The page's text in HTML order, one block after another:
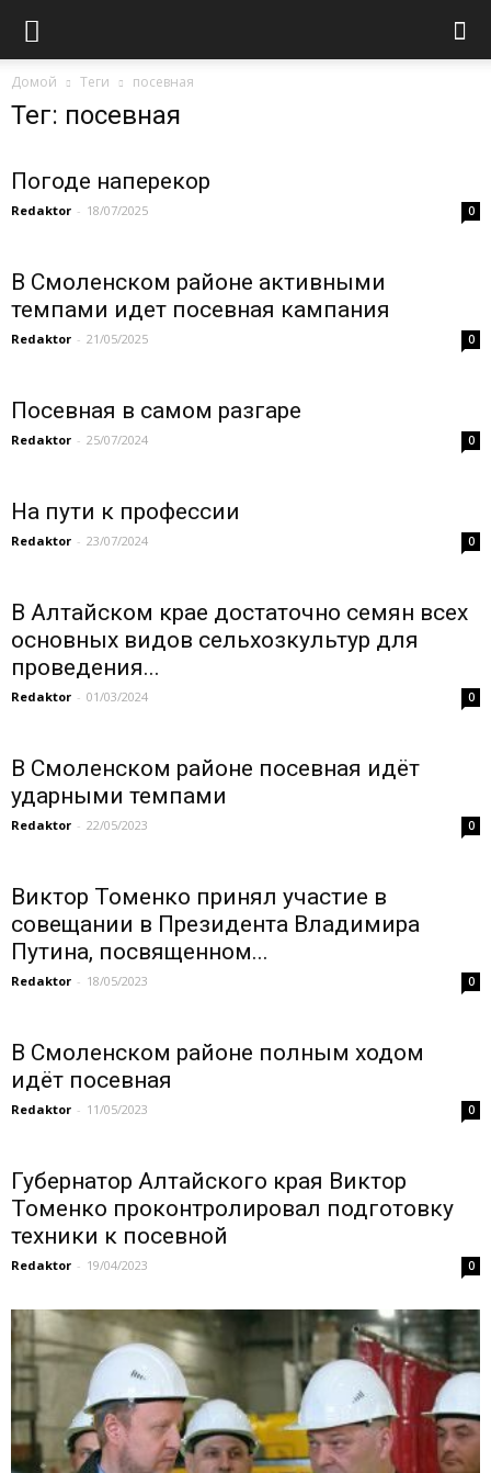
Домой Теги посевная
Тег: посевная
Погоде наперекор
Redaktor - 18/07/2025 0
В Смоленском районе активными
темпами идет посевная кампания
Redaktor - 21/05/2025 0
Посевная в самом разгаре
Redaktor - 25/07/2024 0
На пути к профессии
Redaktor - 23/07/2024 0
В Алтайском крае достаточно семян всех
основных видов сельхозкультур для
проведения...
Redaktor - 01/03/2024 0
В Смоленском районе посевная идёт
ударными темпами
Redaktor - 22/05/2023 0
Виктор Томенко принял участие в
совещании в Президента Владимира
Путина, посвященном...
Redaktor - 18/05/2023 0
В Смоленском районе полным ходом
идёт посевная
Redaktor - 11/05/2023 0
Губернатор Алтайского края Виктор
Томенко проконтролировал подготовку
техники к посевной
Redaktor - 19/04/2023 0